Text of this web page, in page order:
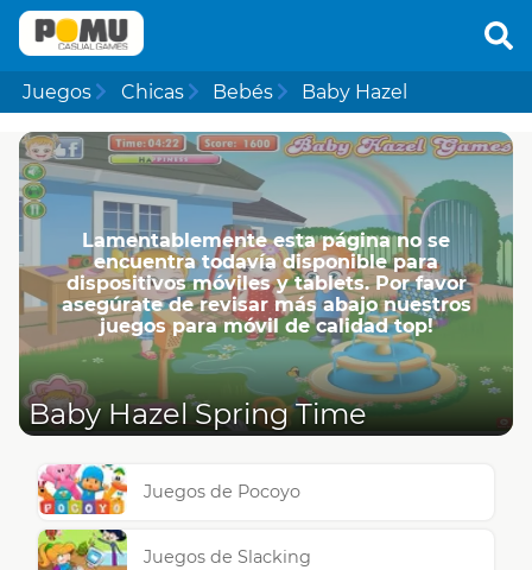
Juegos Chicas Bebés Baby Hazel
Lamentablemente esta página no se
encuentra todavía disponible para
dispositivos móviles y tablets. Por favor
asegúrate de revisar más abajo nuestros
juegos para móvil de calidad top!
Baby Hazel Spring Time
Juegos de Pocoyo
Juegos de Slacking